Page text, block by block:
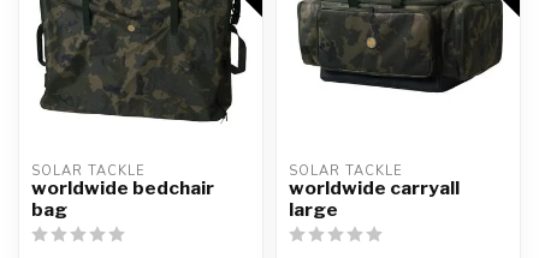
SOLAR TACKLE
worldwide bedchair
bag
SOLAR TACKLE
worldwide carryall
large